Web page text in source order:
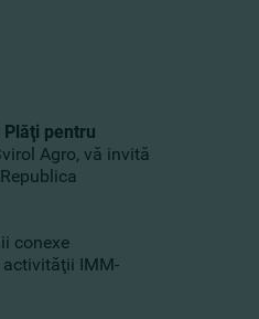
pentru
Agro, vă invită
Republica
conexe
activităţii IMM-